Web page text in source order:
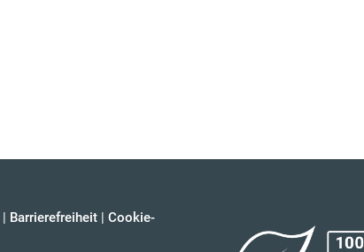
| Barrierefreiheit | Cookie-